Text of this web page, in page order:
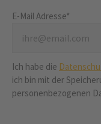
E-Mail Adresse*
Ich habe die
ich bin mit der
personenbezogenen